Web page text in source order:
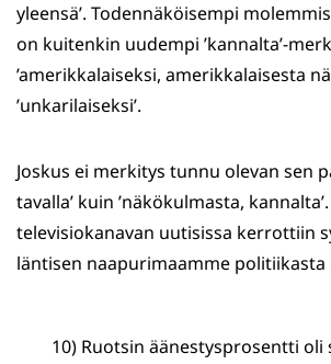
yleensä’. Todennäköisempi
on kuitenkin uudempi ’kannalta’-
’amerikkalaiseksi, amerikkalaisesta
’unkarilaiseksi’.
Joskus ei merkitys tunnu olevan sen
tavalla’ kuin ’näkökulmasta,
televisiokanavan uutisissa kerrottiin
läntisen naapurimaamme politiikasta
10) Ruotsin äänestysprosentti